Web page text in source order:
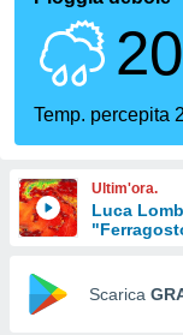
per
le
di
Web
Temp. percepita
Ultim'ora.
Luca
Scarica